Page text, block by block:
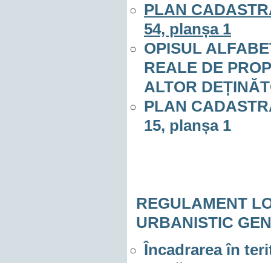
PLAN
54, planșa 1
OPISUL
REALE DE
ALTOR
PLAN
15, planșa 1
REGULAMENT
URBANISTIC
Încadrarea în